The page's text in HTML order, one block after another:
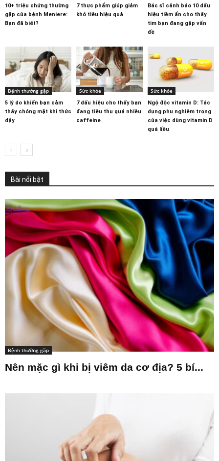
10+ triệu chứng thường
gặp của bệnh Meniere:
Bạn đã biết?
7 thực phẩm giúp giảm
khó tiêu hiệu quả
Bác sĩ cảnh báo 10 dấu
hiệu tiềm ẩn cho thấy
tim bạn đang gặp vấn
đề
Bệnh thường gặp
5 lý do khiến bạn cảm
thấy chóng mặt khi thức
dậy
Sức khỏe
7 dấu hiệu cho thấy bạn
đang tiêu thụ quá nhiều
caffeine
Sức khỏe
Ngộ độc vitamin D: Tác
dụng phụ nghiêm trọng
của việc dùng vitamin D
quá liều
Bài nổi bật
Bệnh thường gặp
Nên mặc gì khi bị viêm da cơ địa? 5 bí...